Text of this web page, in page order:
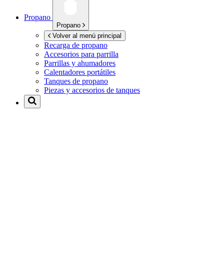
Propano
Propano
Volver al menú principal
Recarga de propano
Accesorios para parrilla
Parrillas y ahumadores
Calentadores portátiles
Tanques de propano
Piezas y accesorios de tanques